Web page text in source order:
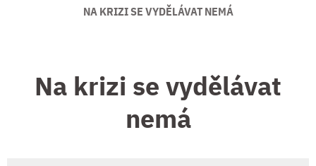
NA KRIZI SE VYDĚLÁVAT NEMÁ
Na krizi se vydělávat
nemá